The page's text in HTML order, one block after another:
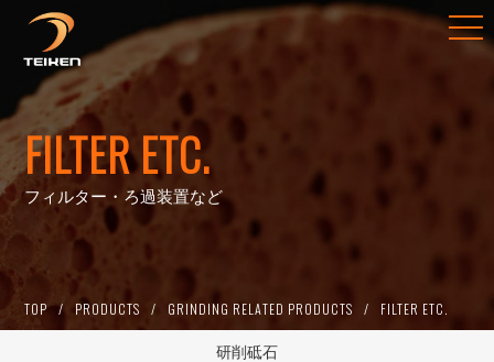
FILTER ETC.
フィルター・ろ過装置など
TOP PRODUCTS GRINDING RELATED PRODUCTS FILTER ETC.
研削砥石